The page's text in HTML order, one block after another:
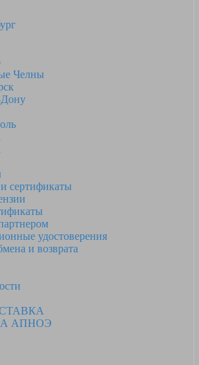
Челны
Дону
сертификаты
удостоверения
и возврата
АПНОЭ